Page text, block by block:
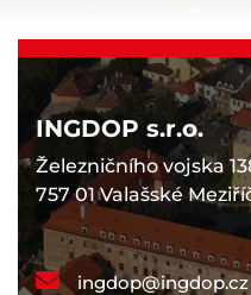
INGDOP s.r.o.
Železničního vojska
757 01 Valašské
ingdop@ingdop.cz